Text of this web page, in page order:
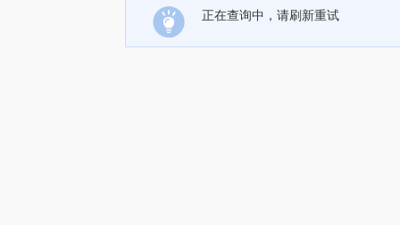
正在查询中，请刷新重试